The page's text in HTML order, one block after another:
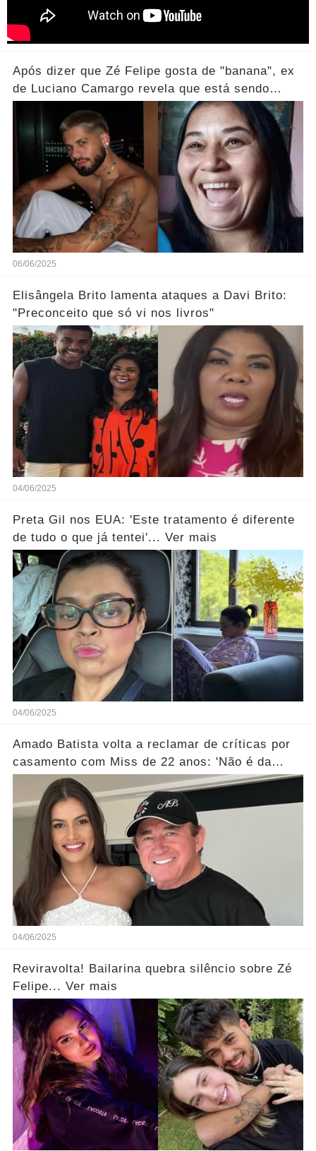
Após dizer que Zé Felipe gosta de "banana", ex
de Luciano Camargo revela que está sendo
06/06/2025
Elisângela Brito lamenta ataques a Davi Brito:
"Preconceito que só vi nos livros"
04/06/2025
Preta Gil nos EUA: 'Este tratamento é diferente
de tudo o que já tentei'... Ver mais
04/06/2025
Amado Batista volta a reclamar de críticas por
casamento com Miss de 22 anos: 'Não é da
conta de ninguém'... Ver mais
04/06/2025
Reviravolta! Bailarina quebra silêncio sobre Zé
Felipe... Ver mais